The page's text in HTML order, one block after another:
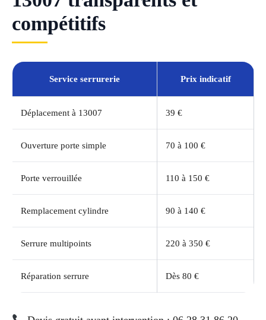
compétitifs
Service serrurerie Prix indicatif
Déplacement à 13007 39 €
Ouverture porte simple 70 à 100 €
Porte verrouillée 110 à 150 €
Remplacement cylindre 90 à 140 €
Serrure multipoints 220 à 350 €
Réparation serrure Dès 80 €